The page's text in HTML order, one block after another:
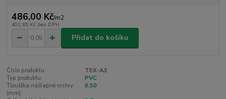
486,00 Kč/m2
401,65 Kč bez DPH
Přidat do košíku
Číslo produktu:
TEX-A3
Typ produktu:
PVC
Tloušťka nášlapné vrstvy
(mm):
0,50